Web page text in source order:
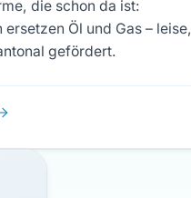
die schon da ist:
Öl und Gas – leise,
gefördert.